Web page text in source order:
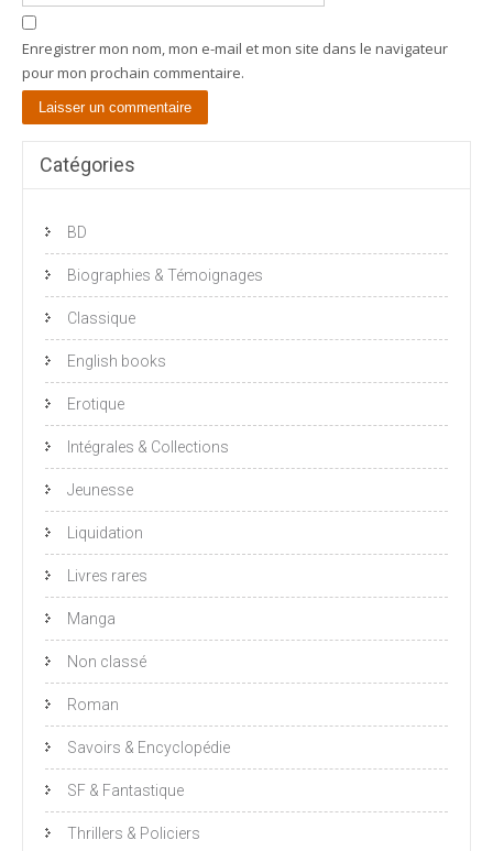
Enregistrer mon nom, mon e-mail et mon site dans le navigateur
pour mon prochain commentaire.
Catégories
BD
Biographies & Témoignages
Classique
English books
Erotique
Intégrales & Collections
Jeunesse
Liquidation
Livres rares
Manga
Non classé
Roman
Savoirs & Encyclopédie
SF & Fantastique
Thrillers & Policiers